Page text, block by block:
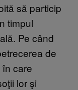
să particip
timpul
Pe când
de
care
lor şi